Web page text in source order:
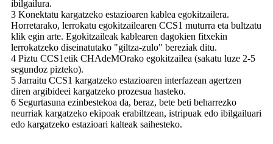
ibilgailura.
3 Konektatu kargatzeko estazioaren kablea egokitzailera.
Horretarako, lerrokatu egokitzailearen CCS1 muturra eta bultzatu
klik egin arte. Egokitzaileak kablearen dagokien fitxekin
lerrokatzeko diseinatutako "giltza-zulo" bereziak ditu.
4 Piztu CCS1etik CHAdeMOrako egokitzailea (sakatu luze 2-5
segundoz pizteko).
5 Jarraitu CCS1 kargatzeko estazioaren interfazean agertzen
diren argibideei kargatzeko prozesua hasteko.
6 Segurtasuna ezinbestekoa da, beraz, bete beti beharrezko
neurriak kargatzeko ekipoak erabiltzean, istripuak edo ibilgailuari
edo kargatzeko estazioari kalteak saihesteko.